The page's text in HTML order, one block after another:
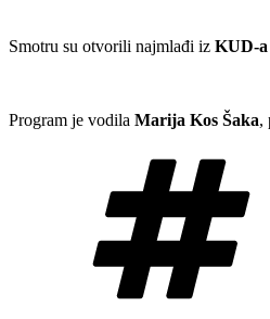
Smotru su otvorili najmlađi iz KUD-a
Program je vodila Marija Kos Šaka,